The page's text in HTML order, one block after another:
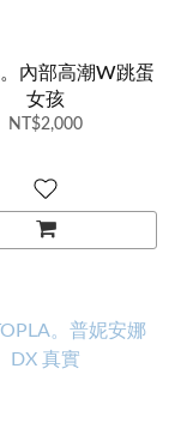
內部高潮W跳蛋
女孩
NT$2,000